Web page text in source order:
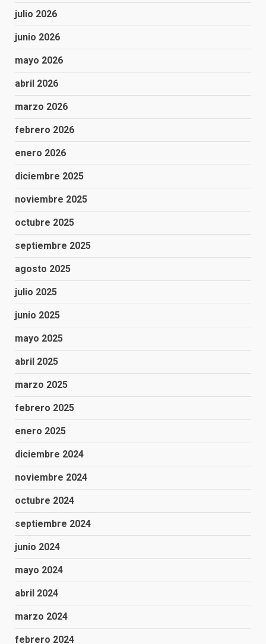
julio 2026
junio 2026
mayo 2026
abril 2026
marzo 2026
febrero 2026
enero 2026
diciembre 2025
noviembre 2025
octubre 2025
septiembre 2025
agosto 2025
julio 2025
junio 2025
mayo 2025
abril 2025
marzo 2025
febrero 2025
enero 2025
diciembre 2024
noviembre 2024
octubre 2024
septiembre 2024
junio 2024
mayo 2024
abril 2024
marzo 2024
febrero 2024